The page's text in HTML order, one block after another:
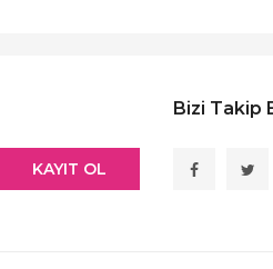
KAYIT OL
Bizi Takip